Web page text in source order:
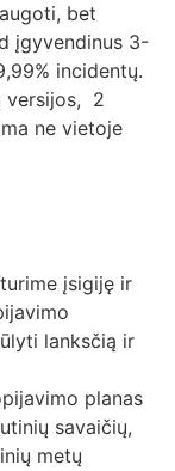
bet
įgyvendinus 3-
incidentų.
versijos, 2
ne vietoje
įsigiję ir
lanksčią ir
planas
savaičių,
metų